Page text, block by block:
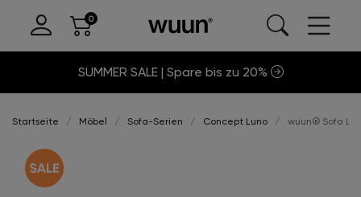
SUMMER SALE | Spare bis zu 20%
Startseite Möbel Sofa-Serien Concept Luno wuun® Sofa